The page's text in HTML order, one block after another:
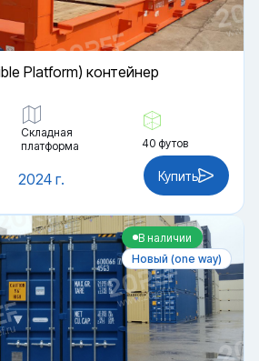
Platform) контейнер
Складная
платформа
40 футов
2024 г. Купить
В наличии
Новый (one way)